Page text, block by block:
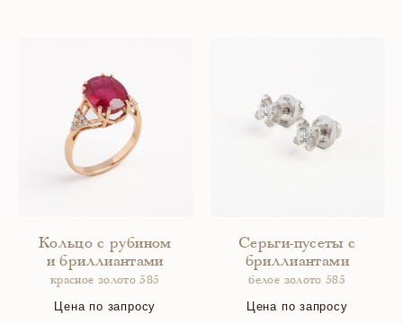
Кольцо с рубином
и бриллиантами
красное золото 585
Цена по запросу
Серьги-пусеты с
бриллиантами
белое золото 585
Цена по запросу